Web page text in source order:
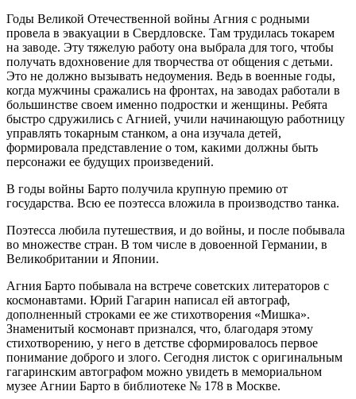
Годы Великой Отечественной войны Агния с родными
провела в эвакуации в Свердловске. Там трудилась токарем
на заводе. Эту тяжелую работу она выбрала для того, чтобы
получать вдохновение для творчества от общения с детьми.
Это не должно вызывать недоумения. Ведь в военные годы,
когда мужчины сражались на фронтах, на заводах работали в
большинстве своем именно подростки и женщины. Ребята
быстро сдружились с Агнией, учили начинающую работницу
управлять токарным станком, а она изучала детей,
формировала представление о том, какими должны быть
персонажи ее будущих произведений.
В годы войны Барто получила крупную премию от
государства. Всю ее поэтесса вложила в производство танка.
Поэтесса любила путешествия, и до войны, и после побывала
во множестве стран. В том числе в довоенной Германии, в
Великобритании и Японии.
Агния Барто побывала на встрече советских литераторов с
космонавтами. Юрий Гагарин написал ей автограф,
дополненный строками ее же стихотворения «Мишка».
Знаменитый космонавт признался, что, благодаря этому
стихотворению, у него в детстве сформировалось первое
понимание доброго и злого. Сегодня листок с оригинальным
гагаринским автографом можно увидеть в мемориальном
музее Агнии Барто в библиотеке № 178 в Москве.